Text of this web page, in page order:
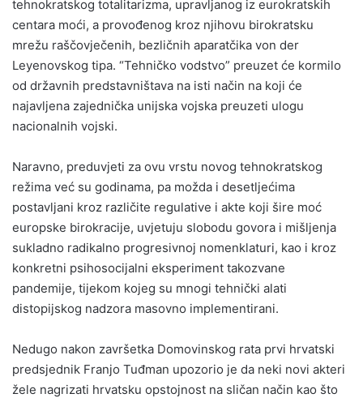
tehnokratskog totalitarizma, upravljanog iz eurokratskih
centara moći, a provođenog kroz njihovu birokratsku
mrežu raščovječenih, bezličnih aparatčika von der
Leyenovskog tipa. “Tehničko vodstvo” preuzet će kormilo
od državnih predstavništava na isti način na koji će
najavljena zajednička unijska vojska preuzeti ulogu
nacionalnih vojski.
Naravno, preduvjeti za ovu vrstu novog tehnokratskog
režima već su godinama, pa možda i desetljećima
postavljani kroz različite regulative i akte koji šire moć
europske birokracije, uvjetuju slobodu govora i mišljenja
sukladno radikalno progresivnoj nomenklaturi, kao i kroz
konkretni psihosocijalni eksperiment takozvane
pandemije, tijekom kojeg su mnogi tehnički alati
distopijskog nadzora masovno implementirani.
Nedugo nakon završetka Domovinskog rata prvi hrvatski
predsjednik Franjo Tuđman upozorio je da neki novi akteri
žele nagrizati hrvatsku opstojnost na sličan način kao što